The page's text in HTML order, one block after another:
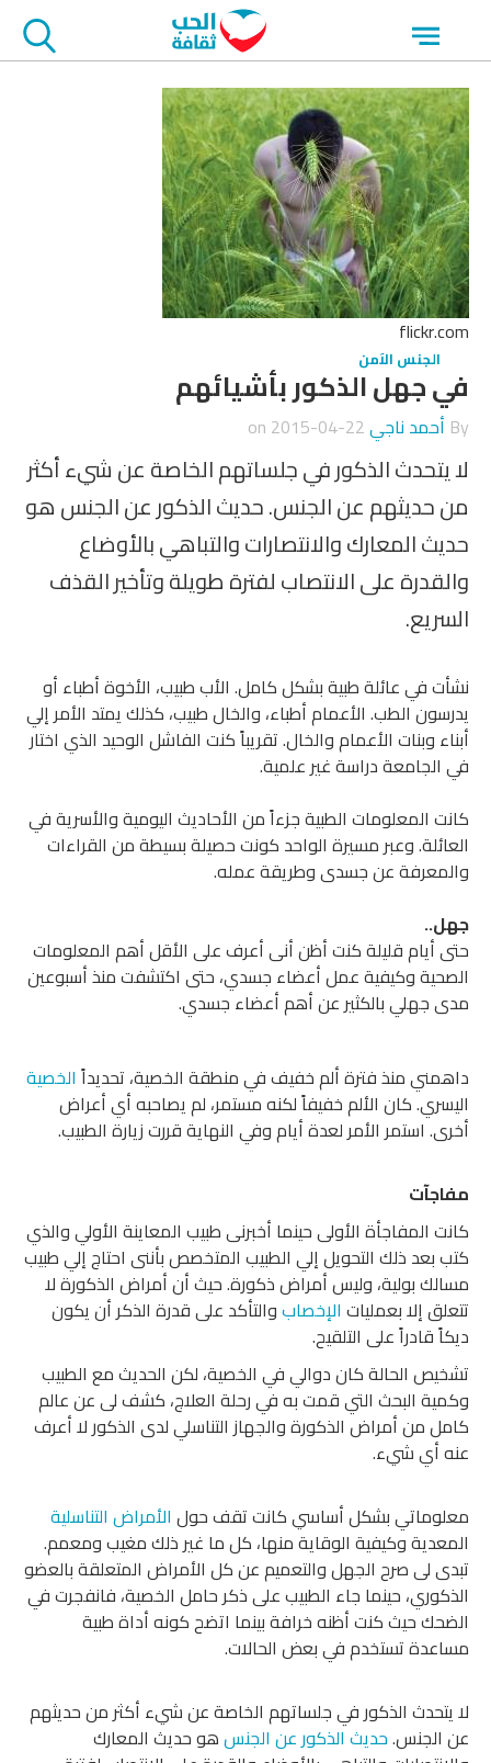
Open
menu
flickr.com
الجنس الآمن
في جهل الذكور بأشيائهم
By أحمد ناجي2015-04-22
لا يتحدث الذكور في جلساتهم الخاصة عن شيء أكثر
من حديثهم عن الجنس. حديث الذكور عن الجنس هو
حديث المعارك والانتصارات والتباهي بالأوضاع
والقدرة على الانتصاب لفترة طويلة وتأخير القذف
السريع.
نشأت في عائلة طبية بشكل كامل. الأب طبيب، الأخوة أطباء أو
يدرسون الطب. الأعمام أطباء، والخال طبيب، كذلك يمتد الأمر إلي
أبناء وبنات الأعمام والخال. تقريباً كنت الفاشل الوحيد الذي اختار
في الجامعة دراسة غير علمية.
كانت المعلومات الطبية جزءاً من الأحاديث اليومية والأسرية في
العائلة. وعبر مسيرة الواحد كونت حصيلة بسيطة من القراءات
والمعرفة عن جسدى وطريقة عمله.
جهل..
حتى أيام قليلة كنت أظن أنى أعرف على الأقل أهم المعلومات
الصحية وكيفية عمل أعضاء جسدي، حتى اكتشفت منذ أسبوعين
مدى جهلي بالكثير عن أهم أعضاء جسدي.
داهمني منذ فترة ألم خفيف في منطقة الخصية، تحديداً الخصية
اليسري. كان الألم خفيفاً لكنه مستمر، لم يصاحبه أي أعراض
أخرى. استمر الأمر لعدة أيام وفي النهاية قررت زيارة الطبيب.
مفاجآت
كانت المفاجأة الأولى حينما أخبرنى طبيب المعاينة الأولي والذي
كتب بعد ذلك التحويل إلي الطبيب المتخصص بأننى احتاج إلي طبيب
مسالك بولية، وليس أمراض ذكورة. حيث أن أمراض الذكورة لا
تتعلق إلا بعمليات الإخصابوالتأكد على قدرة الذكر أن يكون
ديكاً قادراً على التلقيح.
تشخيص الحالة كان دوالي في الخصية، لكن الحديث مع الطبيب
وكمية البحث التي قمت به في رحلة العلاج، كشف لى عن عالم
كامل من أمراض الذكورة والجهاز التناسلي لدى الذكور لا أعرف
عنه أي شيء.
معلوماتي بشكل أساسي كانت تقف حول الأمراض التناسلية
المعدية وكيفية الوقاية منها، كل ما غير ذلك مغيب ومعمم.
تبدى لى صرح الجهل والتعميم عن كل الأمراض المتعلقة بالعضو
الذكوري، حينما جاء الطبيب على ذكر حامل الخصية، فانفجرت في
الضحك حيث كنت أظنه خرافة بينما اتضح كونه أداة طبية
مساعدة تستخدم في بعض الحالات.
لا يتحدث الذكور في جلساتهم الخاصة عن شيء أكثر من حديثهم
عن الجنس.حديث الذكور عن الجنسهو حديث المعارك